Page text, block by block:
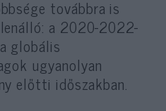
továbbra is
a 2020-2022-
globális
ugyanolyan
előtti időszakban.